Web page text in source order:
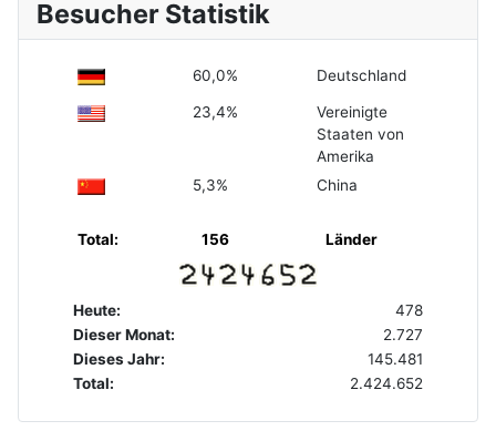
Besucher Statistik
60,0% Deutschland
23,4%
Vereinigte
Staaten von
Amerika
5,3%
China
Total: 156 Länder
Heute:
478
Dieser Monat:
2.727
Dieses Jahr:
145.481
Total:
2.424.652